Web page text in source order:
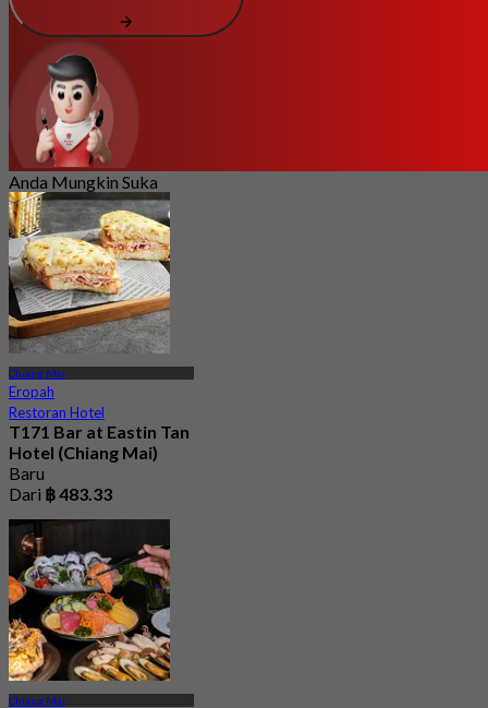
Anda Mungkin Suka
Chiang Mai
Eropah
Restoran Hotel
T171 Bar at Eastin Tan
Hotel (Chiang Mai)
Baru
Dari ฿ 483.33
Chiang Mai